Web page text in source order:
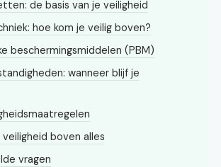
de basis van je veiligheid
hoe kom je veilig boven?
beschermingsmiddelen (PBM)
wanneer blijf je
veiligheid boven alles
vragen